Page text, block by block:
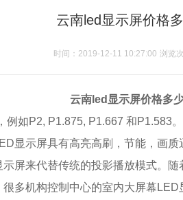
云南led显示屏价格
时间：2019-12-11 10:27:00 浏览
云南led显示屏价格多
例如P2, P1.875, P1.667 和
显示屏具有高亮高刷，节能，画
屏来代替传统的投影播放模式。
多机构控制中心的室内大屏幕